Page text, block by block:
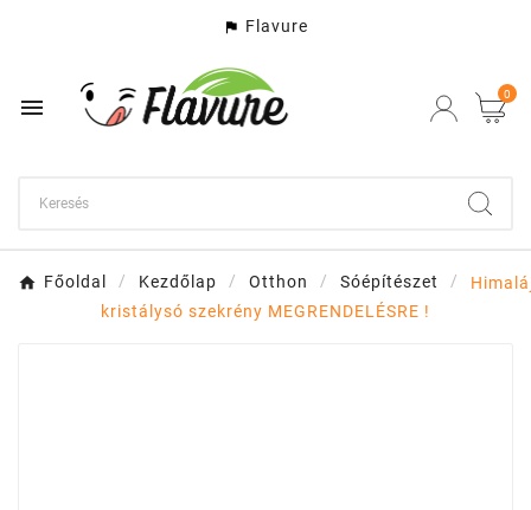
 Flavure
 0
Főoldal Kezdőlap Otthon Sóépítészet
kristálysó szekrény MEGRENDELÉSRE !